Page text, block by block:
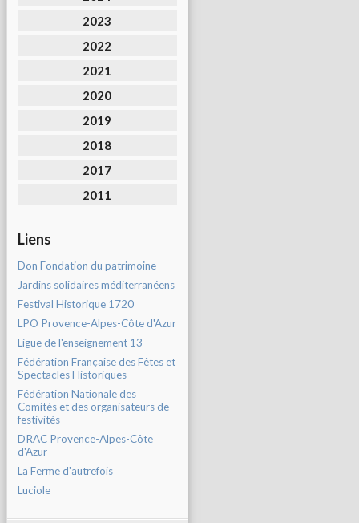
2023
2022
2021
2020
2019
2018
2017
2011
Liens
Don Fondation du patrimoine
Jardins solidaires méditerranéens
Festival Historique 1720
LPO Provence-Alpes-Côte d'Azur
Ligue de l'enseignement 13
Fédération Française des Fêtes et
Spectacles Historiques
Fédération Nationale des
Comités et des organisateurs de
festivités
DRAC Provence-Alpes-Côte
d'Azur
La Ferme d'autrefois
Luciole